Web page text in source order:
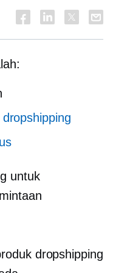
untuk
dropshipping